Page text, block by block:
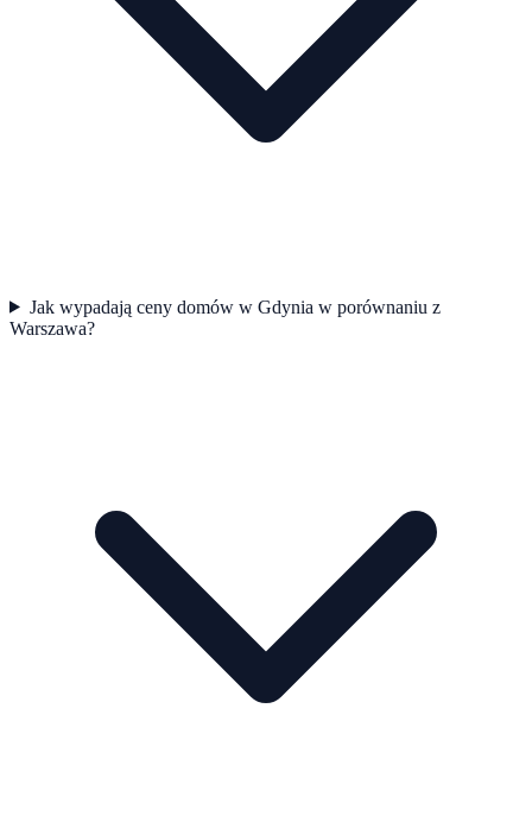
Jak wypadają ceny domów w Gdynia w porównaniu z
Warszawa?